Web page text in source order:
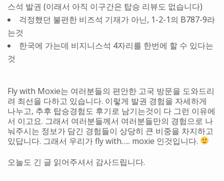
스석 발권 (이래서 아직 이구간은 탑승 리뷰도 없습니다)
걱정했던 불편한 비즈석 기재가 아닌, 1-2-1의 B787-9라
는것
한국에 가는데 비지니스석 4자리를 한번에 할 수 있다는
것
Fly with Moxie는 여러분들의 편안한 고국 방문을 도와드리
려 최선을 다하고 있습니다. 이렇게 발권 경험을 자세하게
나누고, 추후 탑승경험도 후기로 남기는것이 다 그런 이유에
서 이고요. 그래서 여러분들께서 여러분들만의 경험으로 나
눠주시는 정보가 담긴 경험들이 상당히 큰 비중을 차지하고
있답니다. 그래서 우리가 fly with….. moxie 인것입니다.
오늘도 긴 글 읽어주셔서 감사드립니다.